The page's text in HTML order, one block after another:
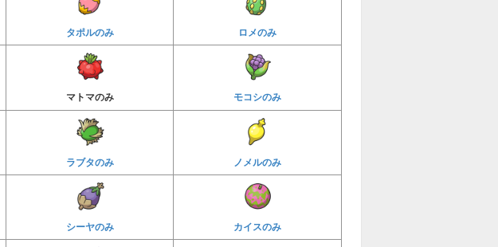
タポルのみ ロメのみ
マトマのみ モコシのみ
ラブタのみ ノメルのみ
シーヤのみ カイスのみ